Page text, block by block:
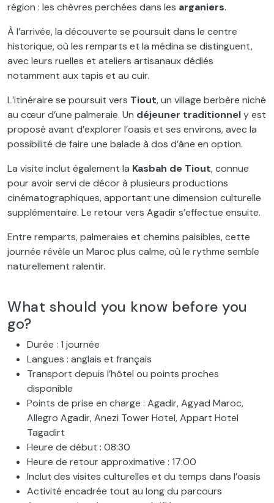
région : les chèvres perchées dans les arganiers.
À l’arrivée, la découverte se poursuit dans le centre
historique, où les remparts et la médina se distinguent,
avec leurs ruelles et ateliers artisanaux dédiés
notamment aux tapis et au cuir.
L’itinéraire se poursuit vers Tiout, un village berbère niché
au cœur d’une palmeraie. Un déjeuner traditionnely est
proposé avant d’explorer l’oasis et ses environs, avec la
possibilité de faire une balade à dos d’âne en option.
La visite inclut également la Kasbah de Tiout, connue
pour avoir servi de décor à plusieurs productions
cinématographiques, apportant une dimension culturelle
supplémentaire. Le retour vers Agadir s’effectue ensuite.
Entre remparts, palmeraies et chemins paisibles, cette
journée révèle un Maroc plus calme, où le rythme semble
naturellement ralentir.
What should you know before you
go?
Durée : 1 journée
Langues : anglais et français
Transport depuis l’hôtel ou points proches
disponible
Points de prise en charge : Agadir, Agyad Maroc,
Allegro Agadir, Anezi Tower Hotel, Appart Hotel
Tagadirt
Heure de début : 08:30
Heure de retour approximative : 17:00
Inclut des visites culturelles et du temps dans l’oasis
Activité encadrée tout au long du parcours